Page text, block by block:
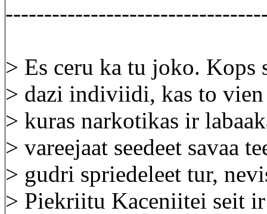
> Es ceru ka tu joko. Kops
> dazi indiviidi, kas to vien
> kuras narkotikas ir
> vareejaat seedeet savaa
> gudri spriedeleet tur,
> Piekriitu Kaceniitei seit